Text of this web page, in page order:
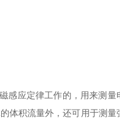
感应定律工作的，用来测量
体积流量外，还可用于测量